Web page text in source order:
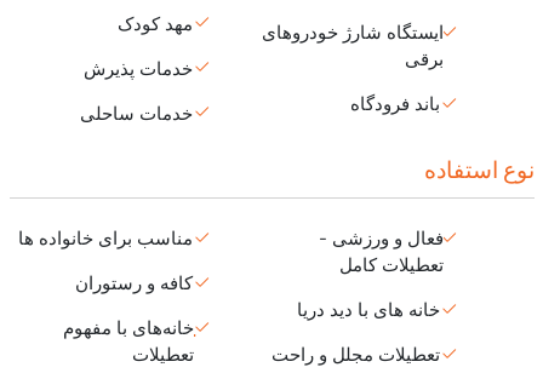
ایستگاه شارژ خودروهای
برقی
باند فرودگاه
مهد کودک
خدمات پذیرش
خدمات ساحلی
نوع استفاده
فعال و ورزشی -
تعطیلات کامل
خانه های با دید دریا
تعطیلات مجلل و راحت
مناسب برای خانواده ها
کافه و رستوران
خانه‌های با مفهوم
تعطیلات